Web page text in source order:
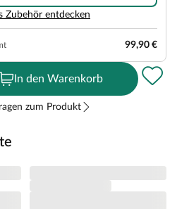
Zubehör entdecken
99,90 €
In den Warenkorb
zum Produkt